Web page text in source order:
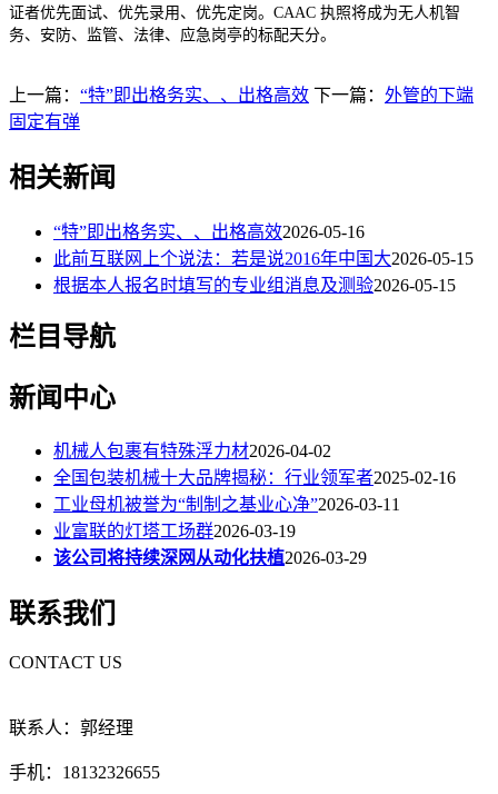
证者优先面试、优先录用、优先定岗。CAAC 执照将成为无人机智
务、安防、监管、法律、应急岗亭的标配天分。
上一篇： “特”即出格务实、、出格高效 下一篇： 外管的下端
固定有弹
相关新闻
“特”即出格务实、、出格高效2026-05-16
此前互联网上个说法：若是说2016年中国大2026-05-15
根据本人报名时填写的专业组消息及测验2026-05-15
栏目导航
新闻中心
机械人包裹有特殊浮力材2026-04-02
全国包装机械十大品牌揭秘：行业领军者2025-02-16
工业母机被誉为“制制之基业心净”2026-03-11
业富联的灯塔工场群2026-03-19
该公司将持续深网从动化扶植2026-03-29
联系我们
CONTACT US
联系人：郭经理
手机：18132326655